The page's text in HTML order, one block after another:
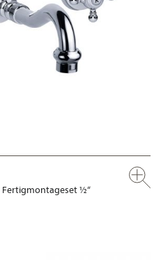
Fertigmontageset ½“